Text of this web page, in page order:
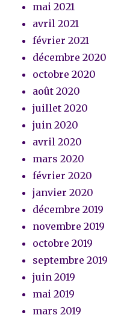
mai 2021
avril 2021
février 2021
décembre 2020
octobre 2020
août 2020
juillet 2020
juin 2020
avril 2020
mars 2020
février 2020
janvier 2020
décembre 2019
novembre 2019
octobre 2019
septembre 2019
juin 2019
mai 2019
mars 2019